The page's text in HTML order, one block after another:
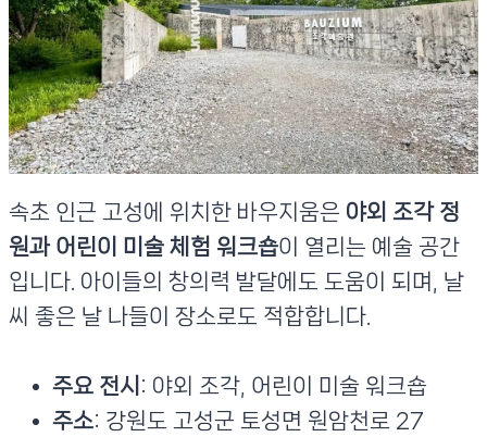
속초 인근 고성에 위치한 바우지움은 야외 조각 정
원과 어린이 미술 체험 워크숍이 열리는 예술 공간
입니다. 아이들의 창의력 발달에도 도움이 되며, 날
씨 좋은 날 나들이 장소로도 적합합니다.
주요 전시 : 야외 조각, 어린이 미술 워크숍
주소: 강원도 고성군 토성면 원암천로 27